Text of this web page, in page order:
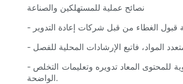
نصائح عملية للمستهلكين والصناعة
- ادعم المنتجات المصممة لإعادة التدوير: اختر العلامات التجارية وملصقات التغليف التي تعطي الأولوية للمحتوى المعاد تدويره وتعليمات التخلص
الواضحة.